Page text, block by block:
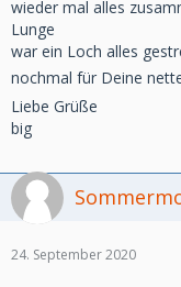
wieder mal alles
Lunge
war ein Loch alles
nochmal für Deine
Liebe Grüße
big
24. September 2020